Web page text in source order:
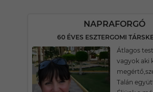
NAPRAFORGÓ
60 ÉVES ESZTERGOMI
Átlagos
vagyok aki
Talán